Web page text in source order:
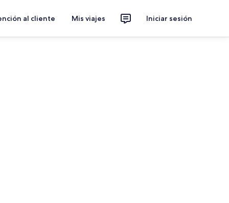
al cliente Mis viajes Iniciar sesión